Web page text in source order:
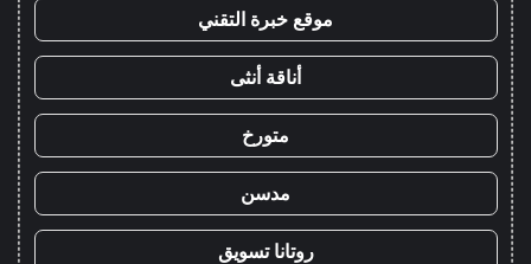
موقع خبرة التقني
أناقة أنثى
متورخ
مدسن
روتانا تسويق